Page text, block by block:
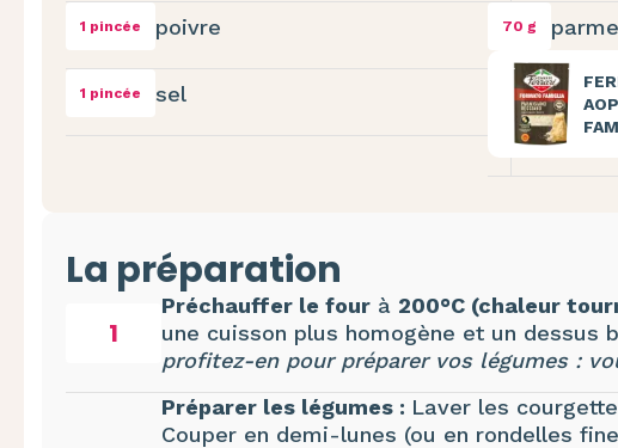
1 pincée poivre
1 pincée sel
70 g
La préparation
1
Préchauffer le four à 200°C (chaleur
une cuisson plus homogène et un dessus
profitez-en pour préparer vos légumes :
Préparer les légumes : Laver les
Couper en demi-lunes (ou en rondelles